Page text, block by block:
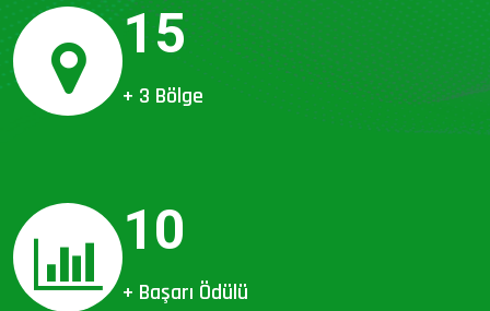
15
+ 3 Bölge
10
+ Başarı Ödülü